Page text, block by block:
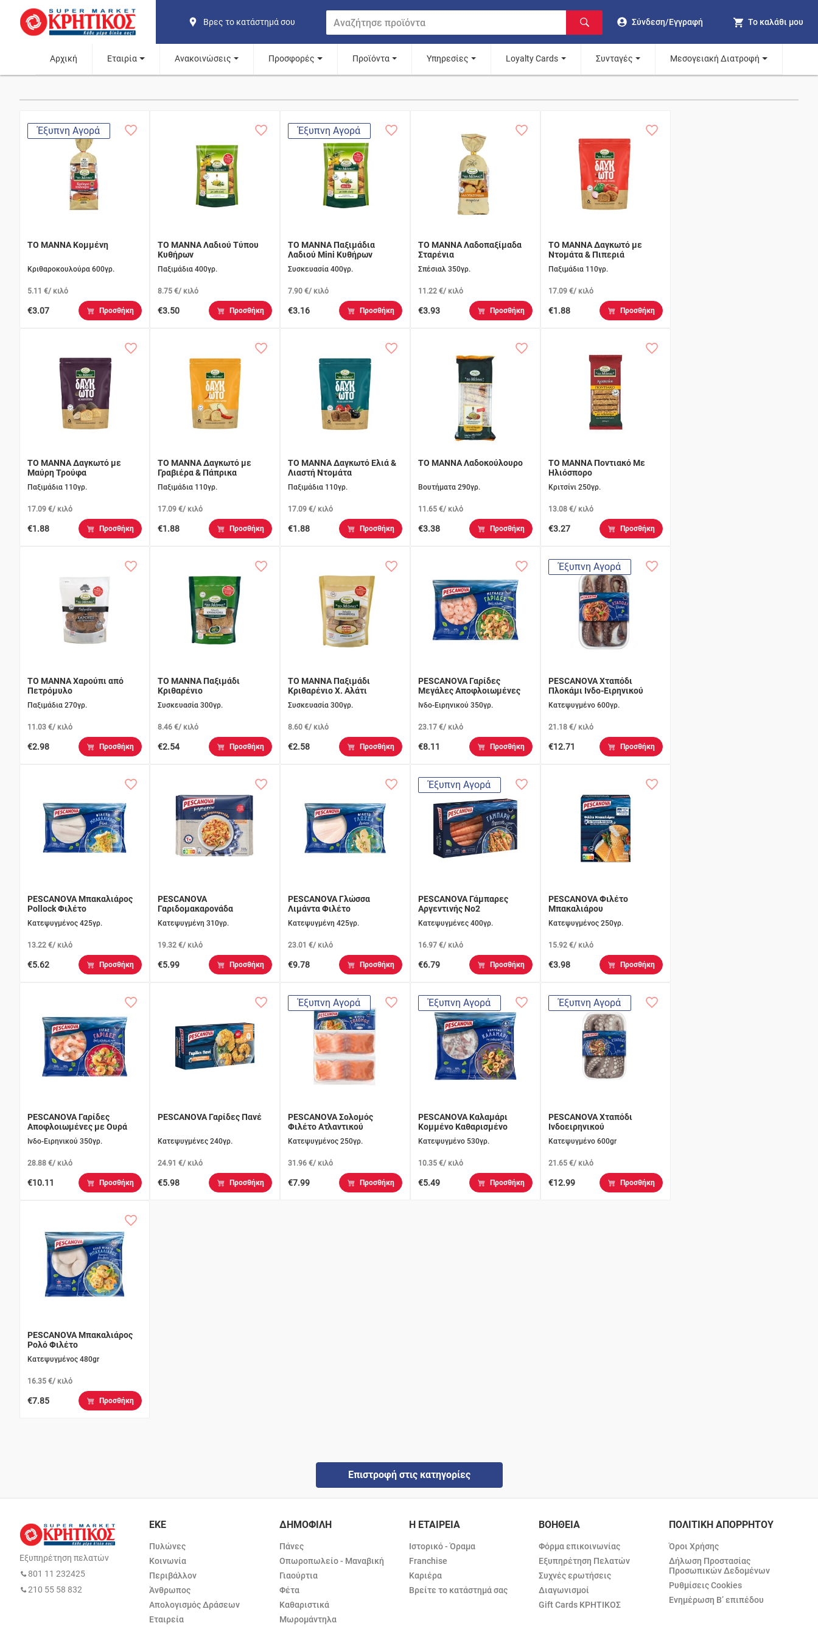
Βρες το κατάστημά σου Σύνδεση/Εγγραφή Το καλάθι μου
Αρχική Εταιρία Ανακοινώσεις Προσφορές Προϊόντα Υπηρεσίες Loyalty Cards Συνταγές Μεσογειακή Διατροφή
Έξυπνη Αγορά
ΤΟ ΜΑΝΝΑ Κομμένη
Κριθαροκουλούρα 600γρ.
5.11 €/ κιλό
€3.07 Προσθήκη
ΤΟ ΜΑΝΝΑ Λαδιού Τύπου
Κυθήρων
Παξιμάδια 400γρ.
8.75 €/ κιλό
€3.50 Προσθήκη
Έξυπνη Αγορά
ΤΟ ΜΑΝΝΑ Παξιμάδια
Λαδιού Mini Κυθήρων
Συσκευασία 400γρ.
7.90 €/ κιλό
€3.16 Προσθήκη
ΤΟ ΜΑΝΝΑ Λαδοπαξίμαδα
Σταρένια
Σπέσιαλ 350γρ.
11.22 €/ κιλό
€3.93 Προσθήκη
ΤΟ ΜΑΝΝΑ Δαγκωτό με
Ντομάτα & Πιπεριά
Παξιμάδια 110γρ.
17.09 €/ κιλό
€1.88 Προσθήκη
ΤΟ ΜΑΝΝΑ Δαγκωτό με
Μαύρη Τρούφα
Παξιμάδια 110γρ.
17.09 €/ κιλό
€1.88 Προσθήκη
ΤΟ ΜΑΝΝΑ Δαγκωτό με
Γραβιέρα & Πάπρικα
Παξιμάδια 110γρ.
17.09 €/ κιλό
€1.88 Προσθήκη
ΤΟ ΜΑΝΝΑ Δαγκωτό Ελιά &
Λιαστή Ντομάτα
Παξιμάδια 110γρ.
17.09 €/ κιλό
€1.88 Προσθήκη
ΤΟ ΜΑΝΝΑ Λαδοκούλουρο
Βουτήματα 290γρ.
11.65 €/ κιλό
€3.38 Προσθήκη
ΤΟ ΜΑΝΝΑ Ποντιακό Με
Ηλιόσπορο
Κριτσίνι 250γρ.
13.08 €/ κιλό
€3.27 Προσθήκη
ΤΟ ΜΑΝΝΑ Χαρούπι από
Πετρόμυλο
Παξιμάδια 270γρ.
11.03 €/ κιλό
€2.98 Προσθήκη
ΤΟ ΜΑΝΝΑ Παξιμάδι
Κριθαρένιο
Συσκευασία 300γρ.
8.46 €/ κιλό
€2.54 Προσθήκη
ΤΟ ΜΑΝΝΑ Παξιμάδι
Κριθαρένιο X. Αλάτι
Συσκευασία 300γρ.
8.60 €/ κιλό
€2.58 Προσθήκη
PESCANOVA Γαρίδες
Μεγάλες Αποφλοιωμένες
Ινδο-Ειρηνικού 350γρ.
23.17 €/ κιλό
€8.11 Προσθήκη
Έξυπνη Αγορά
PESCANOVA Χταπόδι
Πλοκάμι Ινδο-Ειρηνικού
Κατεψυγμένο 600γρ.
21.18 €/ κιλό
€12.71 Προσθήκη
PESCANOVA Μπακαλιάρος
Pollock Φιλέτο
Κατεψυγμένος 425γρ.
13.22 €/ κιλό
€5.62 Προσθήκη
PESCANOVA
Γαριδομακαρονάδα
¨Μαγειρεύω¨
Κατεψυγμένη 310γρ.
19.32 €/ κιλό
€5.99 Προσθήκη
PESCANOVA Γλώσσα
Λιμάντα Φιλέτο
Κατεψυγμένη 425γρ.
23.01 €/ κιλό
€9.78 Προσθήκη
Έξυπνη Αγορά
PESCANOVA Γάμπαρες
Αργεντινής Νο2
Κατεψυγμένες 400γρ.
16.97 €/ κιλό
€6.79 Προσθήκη
PESCANOVA Φιλέτο
Μπακαλιάρου
Κατεψυγμένος 250γρ.
15.92 €/ κιλό
€3.98 Προσθήκη
PESCANOVA Γαρίδες
Αποφλοιωμένες με Ουρά
Ινδο-Ειρηνικού 350γρ.
28.88 €/ κιλό
€10.11 Προσθήκη
PESCANOVA Γαρίδες Πανέ
Κατεψυγμένες 240γρ.
24.91 €/ κιλό
€5.98 Προσθήκη
Έξυπνη Αγορά
PESCANOVA Σολομός
Φιλέτο Ατλαντικού
Κατεψυγμένος 250γρ.
31.96 €/ κιλό
€7.99 Προσθήκη
Έξυπνη Αγορά
PESCANOVA Καλαμάρι
Κομμένο Καθαρισμένο
Κατεψυγμένο 530γρ.
10.35 €/ κιλό
€5.49 Προσθήκη
Έξυπνη Αγορά
PESCANOVA Χταπόδι
Ινδοειρηνικού
Κατεψυγμένο 600gr
21.65 €/ κιλό
€12.99 Προσθήκη
PESCANOVA Μπακαλιάρος
Ρολό Φιλέτο
Κατεψυγμένος 480gr
16.35 €/ κιλό
€7.85 Προσθήκη
Επιστροφή στις κατηγορίες
Εξυπηρέτηση πελατών
801 11 232425
210 55 58 832
ΕΚΕ
Πυλώνες
Κοινωνία
Περιβάλλον
Άνθρωπος
Απολογισμός Δράσεων
Εταιρεία
ΔΗΜΟΦΙΛΗ
Πάνες
Οπωροπωλείο - Μαναβική
Γιαούρτια
Φέτα
Καθαριστικά
Μωρομάντηλα
Η ΕΤΑΙΡΕΙΑ
Ιστορικό - Όραμα
Franchise
Καριέρα
Βρείτε το κατάστημά σας
ΒΟΗΘΕΙΑ
Φόρμα επικοινωνίας
Εξυπηρέτηση Πελατών
Συχνές ερωτήσεις
Διαγωνισμοί
Gift Cards ΚΡΗΤΙΚΟΣ
ΠΟΛΙΤΙΚΗ ΑΠΟΡΡΗΤΟΥ
Όροι Χρήσης
Δήλωση Προστασίας
Προσωπικών Δεδομένων
Ρυθμίσεις Cookies
Ενημέρωση Β’ επιπέδου